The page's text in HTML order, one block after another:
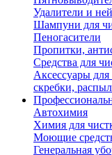
Удалители и
Шампуни для
Пеногасители
Пропитки,
Средства для
Аксессуары
скребки,
Автохимия
Химия для
Моющие
Генеральная